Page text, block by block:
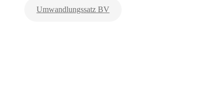
Umwandlungssatz BV